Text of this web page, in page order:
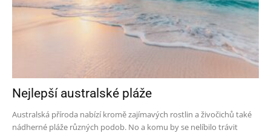
Nejlepší australské pláže
Australská příroda nabízí kromě zajímavých rostlin a živočichů také
nádherné pláže různých podob. No a komu by se nelíbilo trávit